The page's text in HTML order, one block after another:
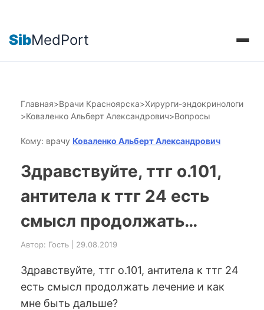
SibMedPort
Главная>Врачи Красноярска>Хирурги-эндокринологи
>Коваленко Альберт Александрович>Вопросы
Кому: врачу Коваленко Альберт Александрович
Здравствуйте, ттг о.101,
антитела к ттг 24 есть
смысл продолжать…
Автор: Гость | 29.08.2019
Здравствуйте, ттг о.101, антитела к ттг 24
есть смысл продолжать лечение и как
мне быть дальше?